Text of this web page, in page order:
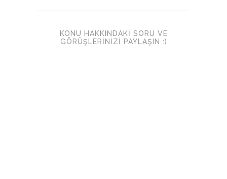
KONU HAKKINDAKI SORU VE
GÖRÜŞLERINIZI PAYLAŞIN :)